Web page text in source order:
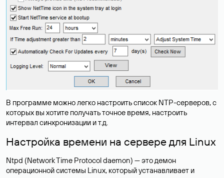
В программе можно легко настроить список NTP-серверов, с
которых вы хотите получать точное время, настроить
интервал синхронизации и т.д.
Настройка времени на сервере для Linux
Ntpd (Network Time Protocol daemon) — это демон
операционной системы Linux, который устанавливает и